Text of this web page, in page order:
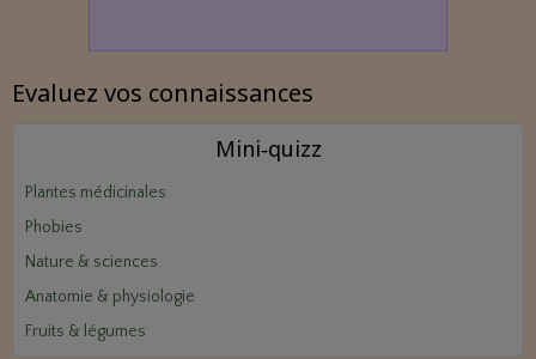
Evaluez vos connaissances
Mini‑quizz
Plantes médicinales
Phobies
Nature & sciences
Anatomie & physiologie
Fruits & légumes